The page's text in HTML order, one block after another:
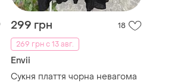
299 грн
18
269 грн с 13 авг.
Envii
Сукня плаття чорна невагома